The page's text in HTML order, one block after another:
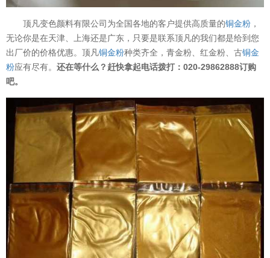
顶凡变色颜料有限公司为全国各地的客户提供高质量的铜金粉 ，
无论你是在天津、上海还是广东，只要是联系顶凡的我们都是给到您
出厂价的价格优惠。顶凡铜金粉种类齐全，青金粉、红金粉、古铜金
粉应有尽有。 还在等什么？赶快拿起电话拨打：020-29862888订购
吧。
温变粉可以做防伪标签、温变防伪吗... 2026-08-05
温变粉适合做热变还是冷变？ 2026-08-04